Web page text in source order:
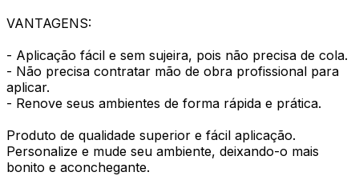
VANTAGENS:
- Aplicação fácil e sem sujeira, pois não precisa de cola.
- Não precisa contratar mão de obra profissional para
aplicar.
- Renove seus ambientes de forma rápida e prática.
Produto de qualidade superior e fácil aplicação.
Personalize e mude seu ambiente, deixando-o mais
bonito e aconchegante.